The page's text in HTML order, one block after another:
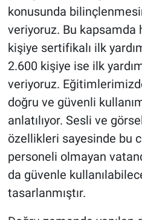
konusunda
veriyoruz. Bu kapsamda
kişiye sertifikalı ilk
2.600 kişiye ise ilk
veriyoruz.
doğru ve güvenli
anlatılıyor. Sesli ve
özellikleri sayesinde bu
personeli olmayan
da güvenle
tasarlanmıştır.